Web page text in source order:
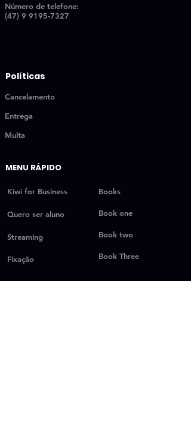
Número de telefone:
(47) 9 9195-7327
Políticas
Cancelamento
Entrega
Multa
MENU RÁPIDO
Kiwi for Business
Quero ser aluno
Streaming
Fixação
Books
Book one
Book two
Book Three